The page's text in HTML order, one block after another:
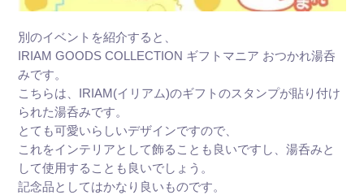
別のイベントを紹介すると、
IRIAM GOODS COLLECTION ギフトマニア おつかれ湯呑
みです。
こちらは、IRIAM(イリアム)のギフトのスタンプが貼り付け
られた湯呑みです。
とても可愛いらしいデザインですので、
これをインテリアとして飾ることも良いですし、湯呑みと
して使用することも良いでしょう。
記念品としてはかなり良いものです。